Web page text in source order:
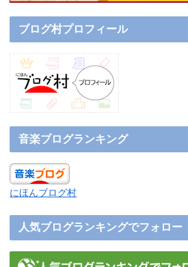
ブログ村プロフィール
音楽ブログランキング
にほんブログ村
人気ブログランキングでフォロー